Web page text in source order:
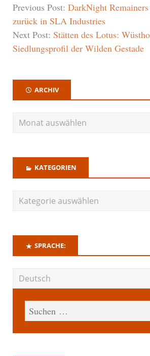
Previous Post: DarkNight
zurück in SLA Industries
Next Post: Stätten des Lotus:
Siedlungsprofil der Wilden Gestade
ARCHIV
KATEGORIEN
SPRACHE: